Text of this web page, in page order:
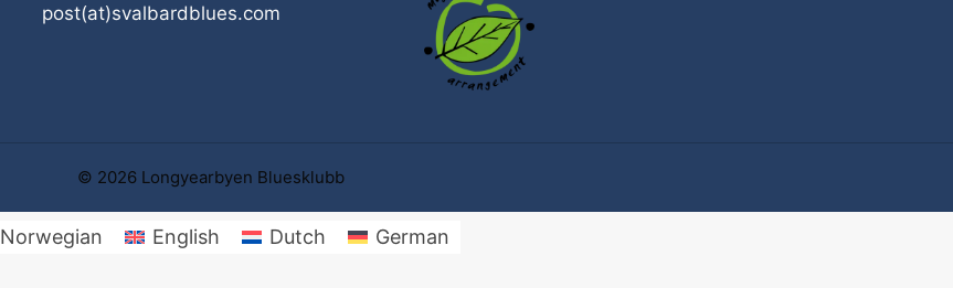
post(at)svalbardblues.com
© 2026 Longyearbyen Bluesklubb
Norwegian English Dutch German